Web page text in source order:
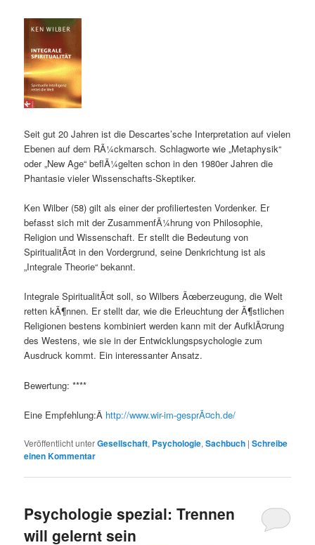
Seit gut 20 Jahren ist die Descartes’sche Interpretation auf vielen
Ebenen auf dem RÃ¼ckmarsch. Schlagworte wie „Metaphysik“
oder „New Age“ beflÃ¼gelten schon in den 1980er Jahren die
Phantasie vieler Wissenschafts-Skeptiker.
Ken Wilber (58) gilt als einer der profiliertesten Vordenker. Er
befasst sich mit der ZusammenfÃ¼hrung von Philosophie,
Religion und Wissenschaft. Er stellt die Bedeutung von
SpiritualitÃ¤t in den Vordergrund, seine Denkrichtung ist als
„Integrale Theorie“ bekannt.
Integrale SpiritualitÃ¤t soll, so Wilbers Ãœberzeugung, die Welt
retten kÃ¶nnen. Er stellt dar, wie die Erleuchtung der Ã¶stlichen
Religionen bestens kombiniert werden kann mit der AufklÃ¤rung
des Westens, wie sie in der Entwicklungspsychologie zum
Ausdruck kommt. Ein interessanter Ansatz.
Bewertung: ****
Eine Empfehlung:Â http://www.wir-im-gesprÃ¤ch.de/
Veröffentlicht unterGesellschaft, Psychologie,Sachbuch |Schreibe
einen Kommentar
Psychologie spezial: Trennen
will gelernt sein